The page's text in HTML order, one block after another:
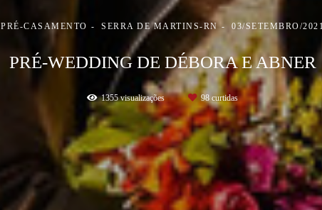
PRÉ-CASAMENTO SERRA DE MARTINS-RN 03/SETEMBRO/
PRÉ-WEDDING DE DÉBORA E ABNER
1355visualizações 98 curtidas